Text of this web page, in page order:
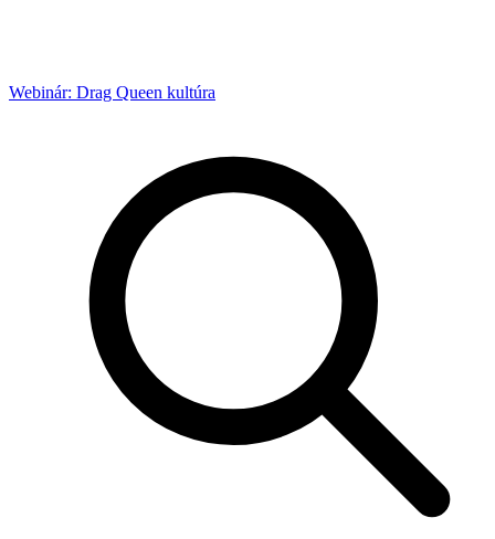
Webinár: Drag Queen kultúra